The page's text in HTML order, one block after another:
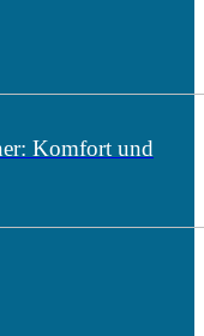
Komfort und